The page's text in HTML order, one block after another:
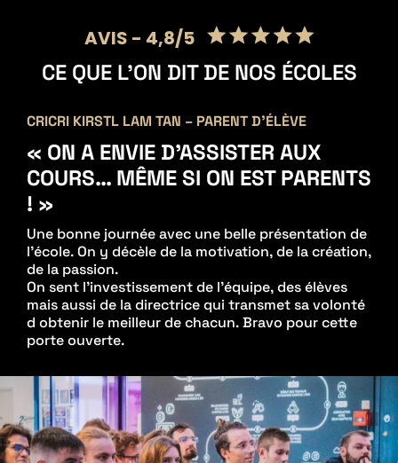
AVIS - 4,8/5
CE QUE L’ON DIT DE NOS ÉCOLES
CRICRI KIRSTL LAM TAN – PARENT D’ÉLÈVE
« ON A ENVIE D’ASSISTER AUX
COURS… MÊME SI ON EST PARENTS
! »
Une bonne journée avec une belle présentation de
l’école. On y décèle de la motivation, de la création,
de la passion.
On sent l’investissement de l’équipe, des élèves
mais aussi de la directrice qui transmet sa volonté
d obtenir le meilleur de chacun. Bravo pour cette
porte ouverte.